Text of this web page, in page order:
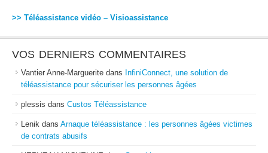
>> Téléassistance vidéo – Visioassistance
VOS DERNIERS COMMENTAIRES
Vantier Anne-Marguerite dans InfiniConnect, une solution de
téléassistance pour sécuriser les personnes âgées
plessis dans Custos Téléassistance
Lenik dans Arnaque téléassistance : les personnes âgées victimes
de contrats abusifs